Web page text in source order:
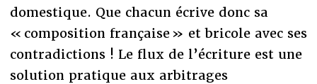
domestique. Que chacun écrive donc sa
« composition française » et bricole avec ses
contradictions ! Le flux de l’écriture est une
solution pratique aux arbitrages